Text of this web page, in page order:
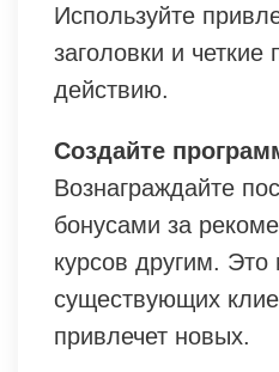
Используйте
заголовки и четкие
действию.
Создайте
Вознаграждайте
бонусами за
курсов другим. Это
существующих
привлечет новых.